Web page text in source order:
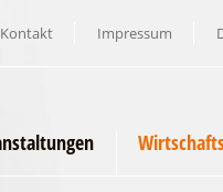
Kontakt Impressum